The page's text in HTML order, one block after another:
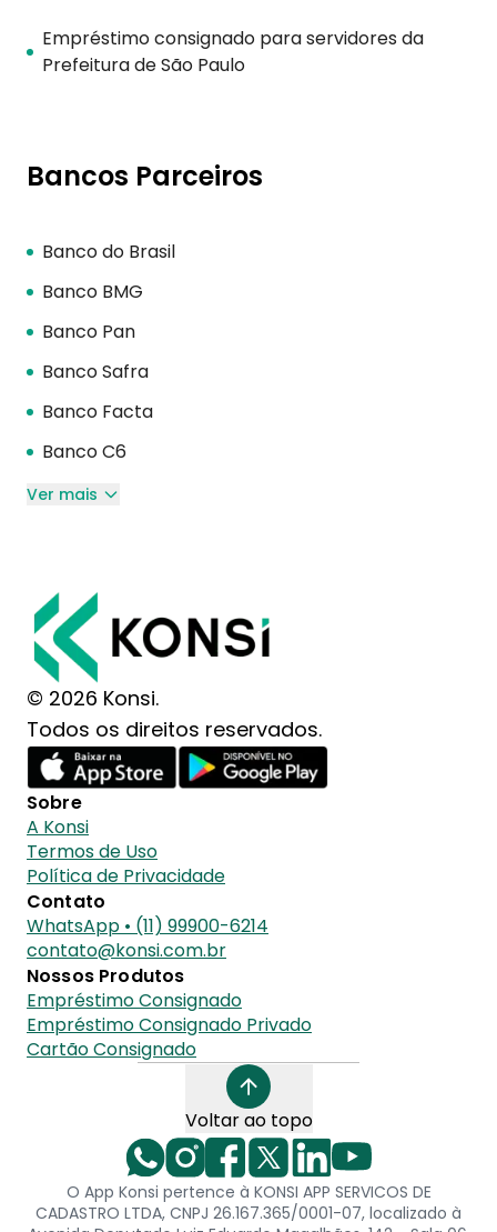
Empréstimo consignado para servidores da
Prefeitura de São Paulo
Bancos Parceiros
Banco do Brasil
Banco BMG
Banco Pan
Banco Safra
Banco Facta
Banco C6
Ver mais
© 2026 Konsi.
Todos os direitos reservados.
Sobre
A Konsi
Termos de Uso
Política de Privacidade
Contato
WhatsApp • (11) 99900-6214
contato@konsi.com.br
Nossos Produtos
Empréstimo Consignado
Empréstimo Consignado Privado
Cartão Consignado
Voltar ao topo
O App Konsi pertence à KONSI APP SERVICOS DE
CADASTRO LTDA, CNPJ 26.167.365/0001-07, localizado à